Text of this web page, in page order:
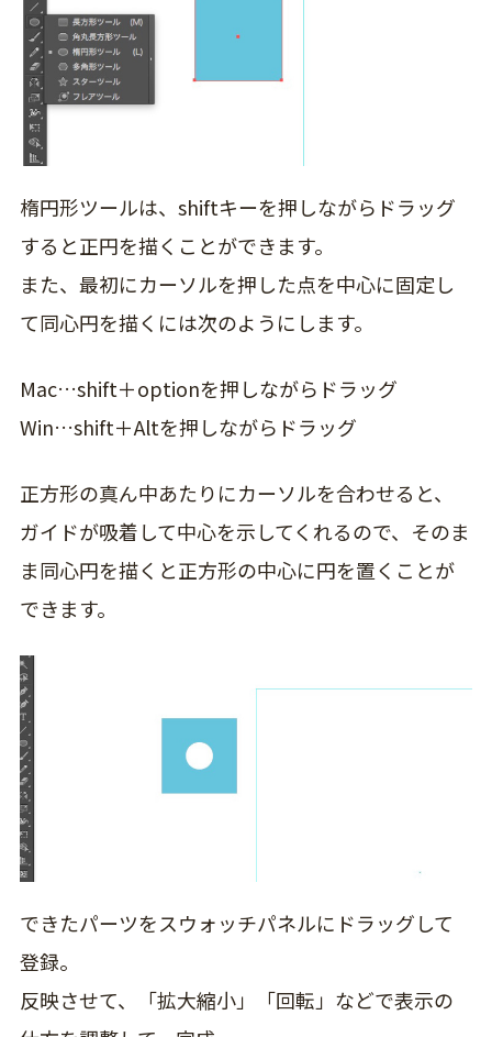
楕円形ツールは、shiftキーを押しながらドラッグ
すると正円を描くことができます。
また、最初にカーソルを押した点を中心に固定し
て同心円を描くには次のようにします。
Mac…shift＋optionを押しながらドラッグ
Win…shift＋Altを押しながらドラッグ
正方形の真ん中あたりにカーソルを合わせると、
ガイドが吸着して中心を示してくれるので、そのま
ま同心円を描くと正方形の中心に円を置くことが
できます。
できたパーツをスウォッチパネルにドラッグして
登録。
反映させて、「拡大縮小」「回転」などで表示の